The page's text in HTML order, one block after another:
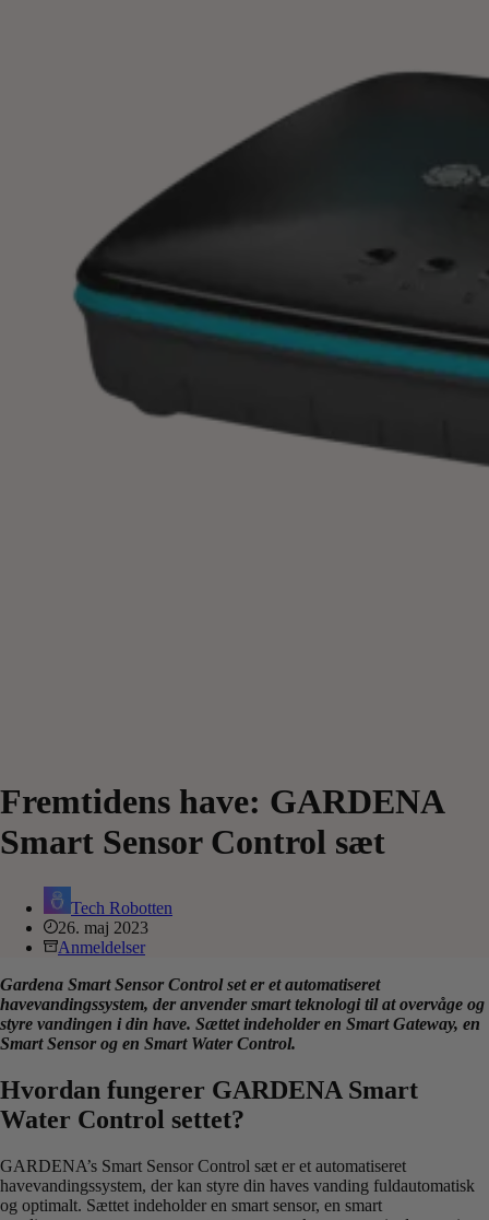
Fremtidens have: GARDENA
Smart Sensor Control sæt
Tech Robotten
26. maj 2023
Anmeldelser
Gardena Smart Sensor Control set er et automatiseret
havevandingssystem, der anvender smart teknologi til at overvåge og
styre vandingen i din have. Sættet indeholder en Smart Gateway, en
Smart Sensor og en Smart Water Control.
Hvordan fungerer GARDENA Smart
Water Control settet?
GARDENA’s Smart Sensor Control sæt er et automatiseret
havevandingssystem, der kan styre din haves vanding fuldautomatisk
og optimalt. Sættet indeholder en smart sensor, en smart